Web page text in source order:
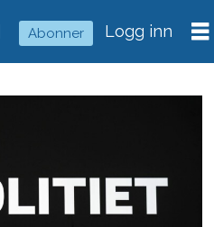
Abonner Logg inn